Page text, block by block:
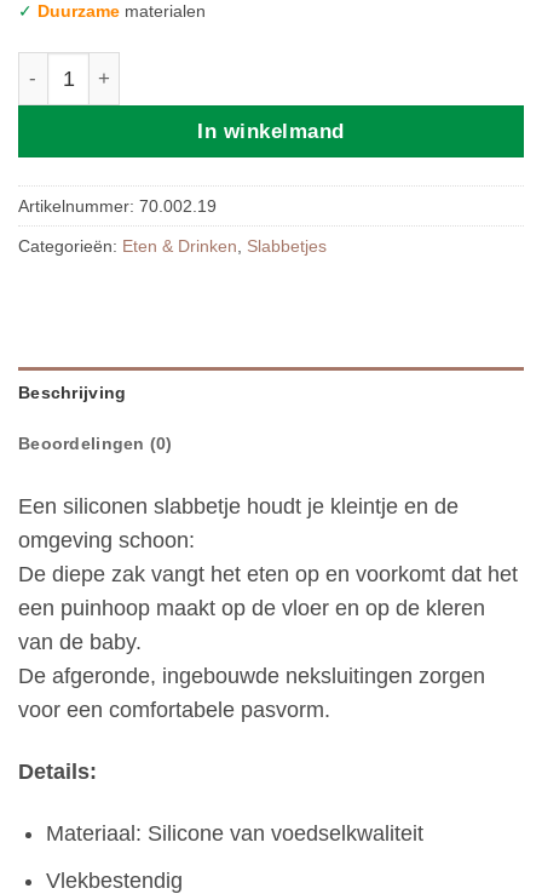
✓ Duurzame materialen
In winkelmand
Artikelnummer: 70.002.19
Categorieën: Eten & Drinken Slabbetjes
Beschrijving
Beoordelingen (0)
Een siliconen slabbetje houdt je kleintje en de
omgeving schoon:
De diepe zak vangt het eten op en voorkomt dat het
een puinhoop maakt op de vloer en op de kleren
van de baby.
De afgeronde, ingebouwde neksluitingen zorgen
voor een comfortabele pasvorm.
Details:
Materiaal: Silicone van voedselkwaliteit
Vlekbestendig